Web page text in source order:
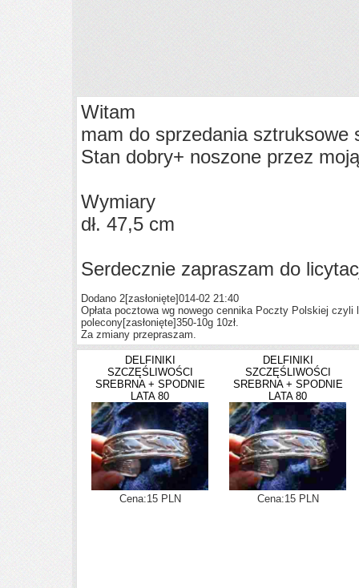
Witam
mam do sprzedania
Stan dobry+ noszone przez
Wymiary
dł. 47,5 cm
Serdecznie zapraszam do
Dodano 2[zasłonięte]014-02 21:40
Opłata pocztowa wg nowego cennika Poczty Polskiej
polecony[zasłonięte]350-10g 10zł.
Za zmiany przepraszam.
DELFINIKI
SZCZĘŚLIWOŚCI
SREBRNA + SPODNIE
LATA 80
Cena:15 PLN
DELFINIKI
SZCZĘŚLIWOŚCI
SREBRNA + SPODNIE
LATA 80
Cena:15 PLN